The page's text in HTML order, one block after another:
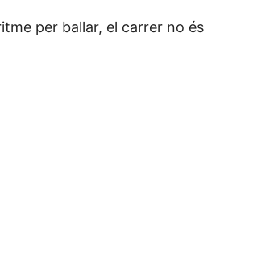
per ballar, el carrer no és